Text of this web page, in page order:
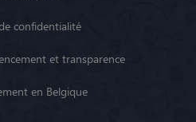
confidentialité
et transparence
en Belgique